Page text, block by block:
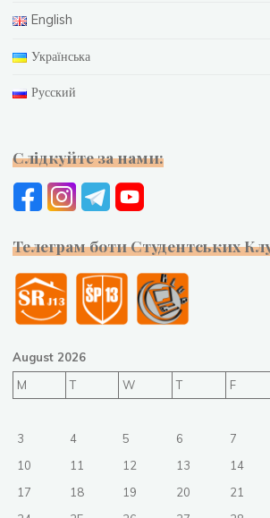
English
Українська
Русский
Слідкуйте за нами:
Телеграм боти Студентських
August 2026
M
T W T F
3
4 5 6 7
10
11 12 13 14
17
18 19 20 21